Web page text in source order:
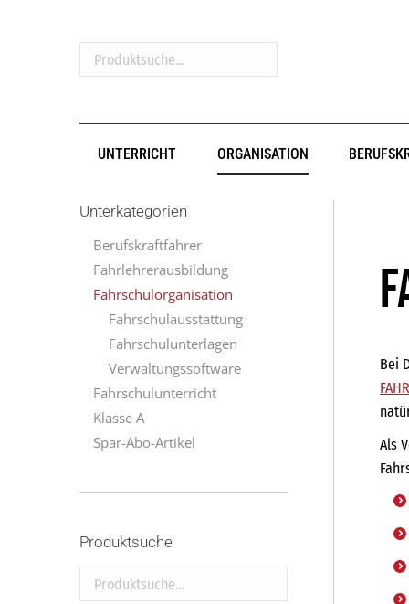
Produktsuche...
UNTERRICHT ORGANISATION
Bei
Als
Unterkategorien
Berufskraftfahrer
Fahrlehrerausbildung
Fahrschulorganisation
Fahrschulausstattung
Fahrschulunterlagen
Verwaltungssoftware
Fahrschulunterricht
Klasse A
Spar-Abo-Artikel
Produktsuche
Produktsuche...